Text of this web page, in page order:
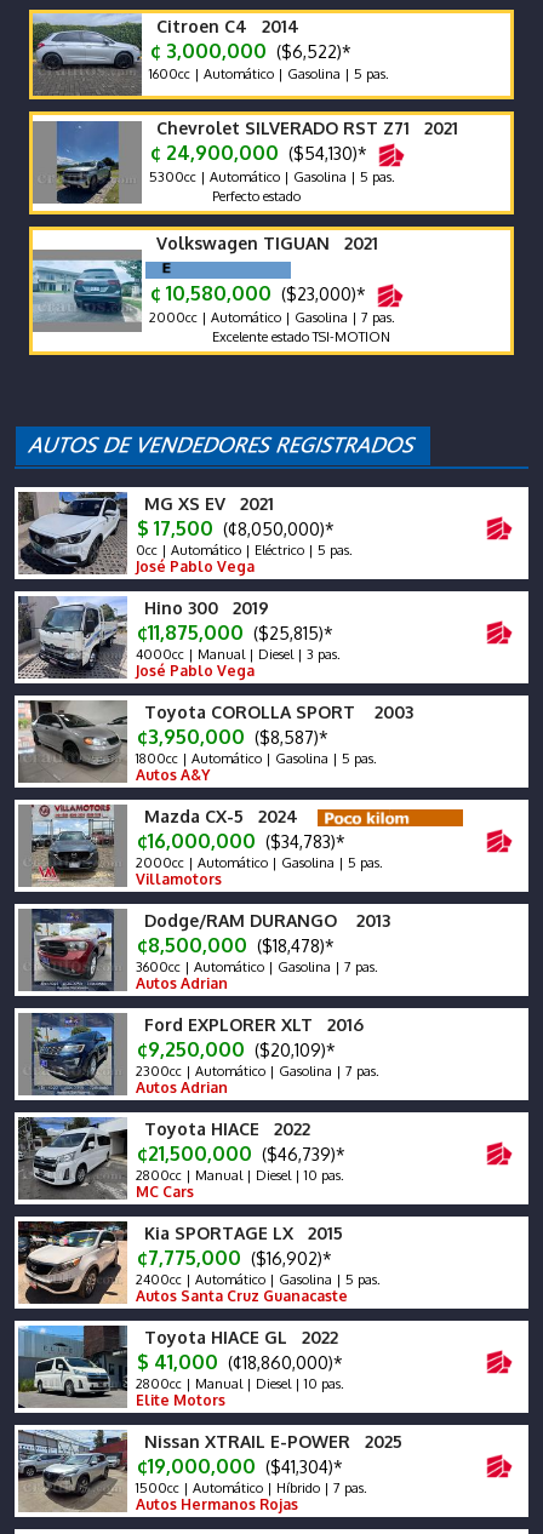
Citroen C4 2014
¢ 3,000,000 ($6,522)*
1600cc | Automático | Gasolina | 5 pas.
Chevrolet SILVERADO RST Z71 2021
¢ 24,900,000 ($54,130)*
5300cc | Automático | Gasolina | 5 pas.
Perfecto estado
Volkswagen TIGUAN 2021
¢ 10,580,000 ($23,000)*
2000cc | Automático | Gasolina | 7 pas.
Excelente estado TSI-MOTION
MG XS EV 2021
$ 17,500 (¢8,050,000)*
0cc | Automático | Eléctrico | 5 pas.
José Pablo Vega
Hino 300 2019
¢11,875,000 ($25,815)*
4000cc | Manual | Diesel | 3 pas.
José Pablo Vega
Toyota COROLLA SPORT 2003
¢3,950,000 ($8,587)*
1800cc | Automático | Gasolina | 5 pas.
Autos A&Y
Mazda CX-5 2024
¢16,000,000 ($34,783)*
2000cc | Automático | Gasolina | 5 pas.
Villamotors
Dodge/RAM DURANGO 2013
¢8,500,000 ($18,478)*
3600cc | Automático | Gasolina | 7 pas.
Autos Adrian
Ford EXPLORER XLT 2016
¢9,250,000 ($20,109)*
2300cc | Automático | Gasolina | 7 pas.
Autos Adrian
Toyota HIACE 2022
¢21,500,000 ($46,739)*
2800cc | Manual | Diesel | 10 pas.
MC Cars
Kia SPORTAGE LX 2015
¢7,775,000 ($16,902)*
2400cc | Automático | Gasolina | 5 pas.
Autos Santa Cruz Guanacaste
Toyota HIACE GL 2022
$ 41,000 (¢18,860,000)*
2800cc | Manual | Diesel | 10 pas.
Elite Motors
Nissan XTRAIL E-POWER 2025
¢19,000,000 ($41,304)*
1500cc | Automático | Híbrido | 7 pas.
Autos Hermanos Rojas